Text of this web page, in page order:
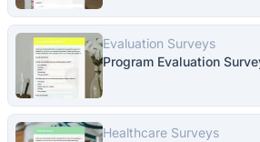
Evaluation Surveys
Program Evaluation
Healthcare Surveys